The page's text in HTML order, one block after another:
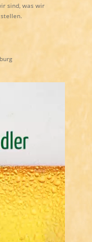
sind, was wir